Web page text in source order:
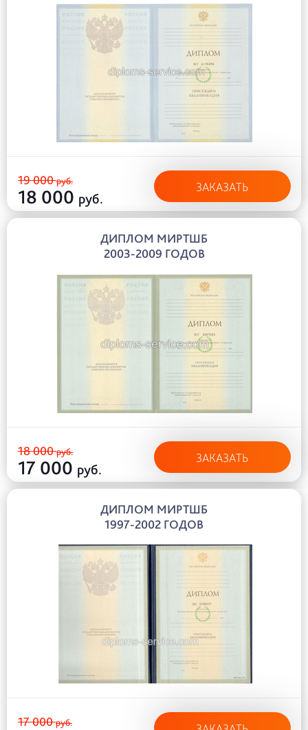
19 000руб.
18 000 руб.
ЗАКАЗАТЬ
ДИПЛОМ МИРТШБ
2003-2009 ГОДОВ
18 000руб.
17 000 руб.
ЗАКАЗАТЬ
ДИПЛОМ МИРТШБ
1997-2002 ГОДОВ
17 000руб.